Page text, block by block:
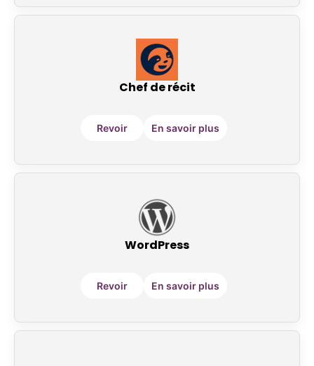
Chef de récit
Revoir En savoir plus
WordPress
Revoir En savoir plus